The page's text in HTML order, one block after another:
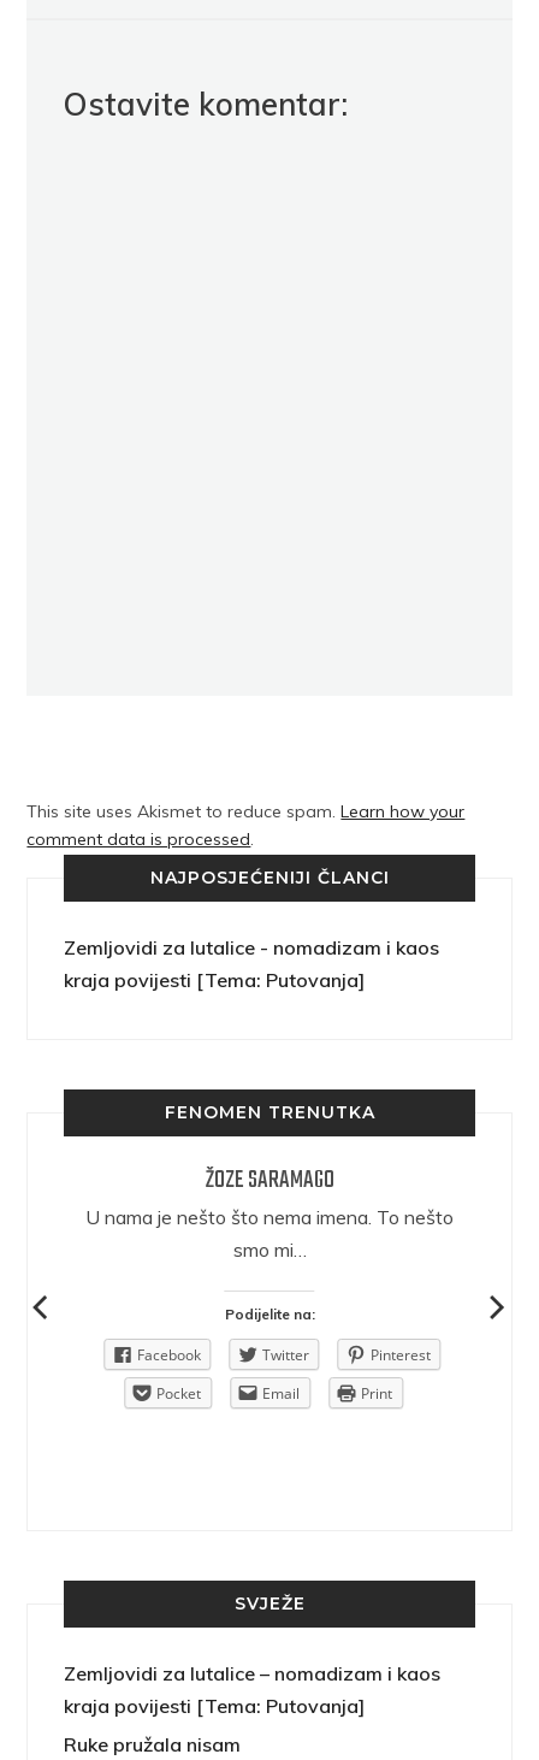
Ostavite komentar:
This site uses Akismet to reduce spam.Learn how your
comment data is processed.
NAJPOSJEĆENIJI ČLANCI
Zemljovidi za lutalice - nomadizam i kaos
kraja povijesti [Tema: Putovanja]
FENOMEN TRENUTKA
ŽOZE SARAMAGO
U nama je nešto što nema imena. To nešto
smo mi…
Podijelite na:
Facebook Twitter
Pinterest
Pocket
Email Print
SVJEŽE
Zemljovidi za lutalice – nomadizam i kaos
kraja povijesti [Tema: Putovanja]
Ruke pružala nisam